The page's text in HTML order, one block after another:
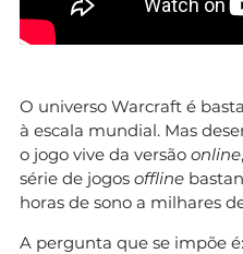
O universo Warcraft é
à escala mundial. Mas
o jogo vive da versão online
série de jogos offline
horas de sono a milhares
A pergunta que se impõe